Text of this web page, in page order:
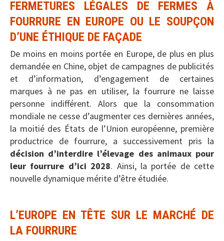
FERMETURES LÉGALES DE FERMES À
FOURRURE EN EUROPE OU LE SOUPÇON
D’UNE ÉTHIQUE DE FAÇADE
De moins en moins portée en Europe, de plus en plus
demandée en Chine, objet de campagnes de publicités
et d’information, d’engagement de certaines
marques à ne pas en utiliser, la fourrure ne laisse
personne indifférent. Alors que la consommation
mondiale ne cesse d’augmenter ces dernières années,
la moitié des États de l’Union européenne, première
productrice de fourrure, a successivement pris la
décision d’interdire l’élevage des animaux pour
leur fourrure d’ici 2028. Ainsi, la portée de cette
nouvelle dynamique mérite d’être étudiée.
L’EUROPE EN TÊTE SUR LE MARCHÉ DE
LA FOURRURE